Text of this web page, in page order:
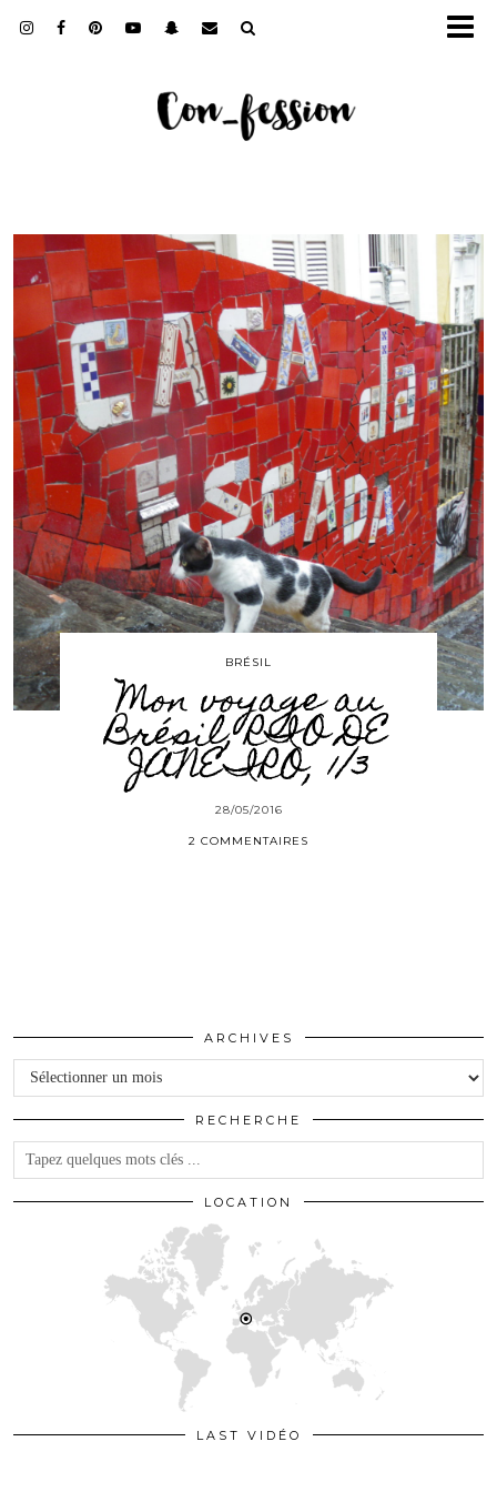
BRÉSIL
Mon voyage au
Brésil, RIO DE
JANEIRO, 1/3
28/05/2016
2 COMMENTAIRES
ARCHIVES
Archives
RECHERCHE
LOCATION
LAST VIDÉO